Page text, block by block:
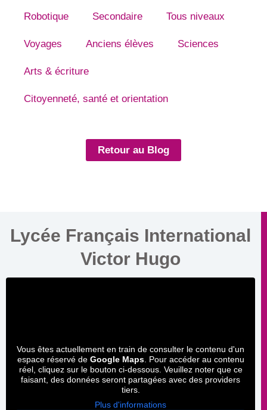
Robotique Secondaire Tous niveaux
Voyages Anciens élèves Sciences
Arts & écriture
Citoyenneté, santé et orientation
Retour au Blog
Lycée Français International
Victor Hugo
Vous êtes actuellement en train de consulter le contenu d'un
espace réservé de Google Maps. Pour accéder au contenu
réel, cliquez sur le bouton ci-dessous. Veuillez noter que ce
faisant, des données seront partagées avec des providers
tiers.
Plus d'informations